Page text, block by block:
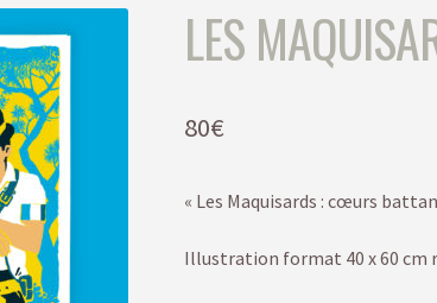
LES
80€
« Les Maquisards : cœurs
Illustration format 40 x 60 cm